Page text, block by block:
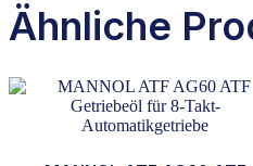
Ähnliche